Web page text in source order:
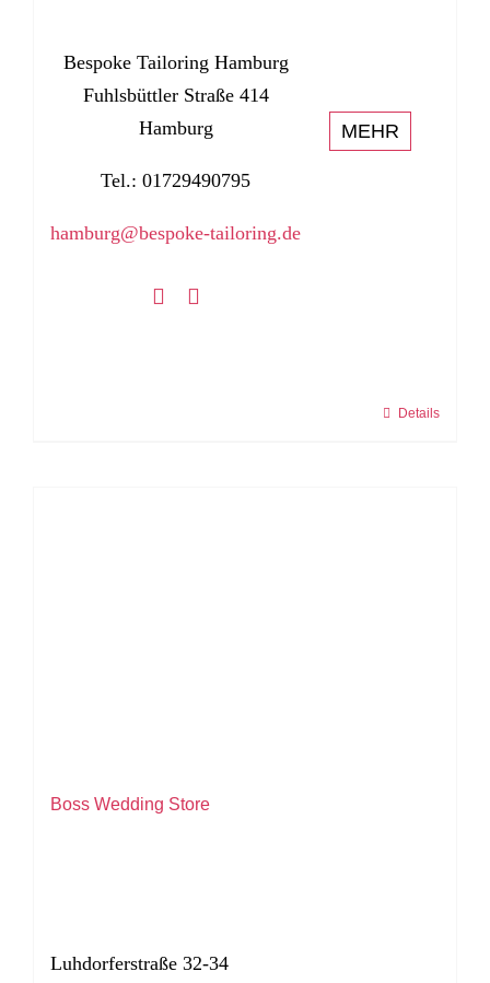
Bespoke Tailoring Hamburg
Fuhlsbüttler Straße 414
Hamburg
Tel.: 01729490795
hamburg@bespoke-tailoring.de
MEHR
Details
Boss Wedding Store
Luhdorferstraße 32-34